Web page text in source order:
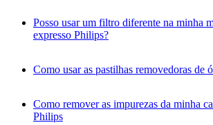
Posso usar um filtro diferente na minha
expresso Philips?
Como usar as pastilhas removedoras de
Como remover as impurezas da minha
Philips